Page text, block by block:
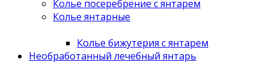
Колье посеребрение с янтарем
Колье янтарные
Колье бижутерия с янтарем
Необработанный лечебный янтарь